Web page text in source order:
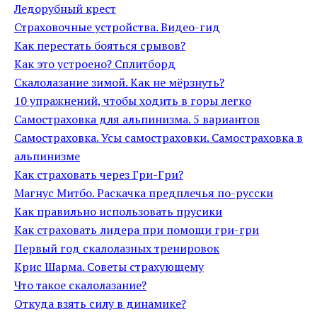
Ледорубный крест
Страховочные устройства. Видео-гид
Как перестать бояться срывов?
Как это устроено? Сплитборд
Скалолазание зимой. Как не мёрзнуть?
10 упражнений, чтобы ходить в горы легко
Самостраховка для альпинизма. 5 вариантов
Самостраховка. Усы самостраховки. Самостраховка в
альпинизме
Как страховать через Гри-Гри?
Магнус Митбо. Раскачка предплечья по-русски
Как правильно использовать прусики
Как страховать лидера при помощи гри-гри
Первый год скалолазных тренировок
Крис Шарма. Советы страхующему
Что такое скалолазание?
Откуда взять силу в динамике?